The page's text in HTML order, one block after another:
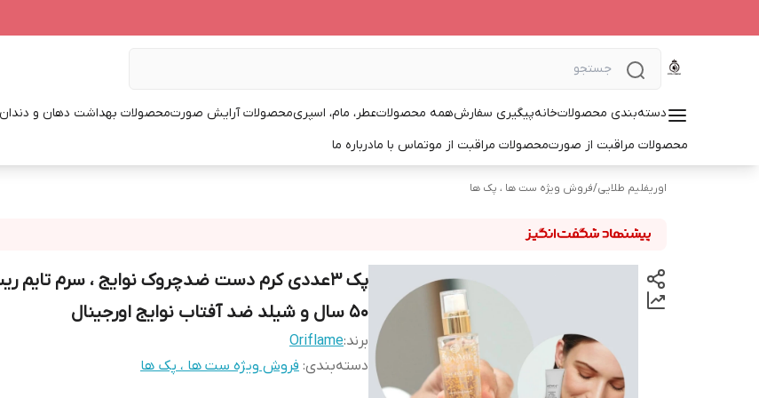
دسته‌بندی محصولاتخانهپیگیری سفارشهمه محصولاتعطر، مام، اسپریمحصولات آرایش صورتمحصولات بهداشت دهان و دندان
محصولات مراقبت از صورتمحصولات مراقبت از موتماس با مادرباره ما
اوریفلیم طلایی/فروش ویژه ست ها ، پک ها
پک ۳عددی کرم دست ضدچروک نوایج ، سرم تایم
۵۰ سال و شیلد ضد آفتاب نوایج اورجینال
برند:Oriflame
دسته‌بندی: فروش ویژه ست ها ، پک ها